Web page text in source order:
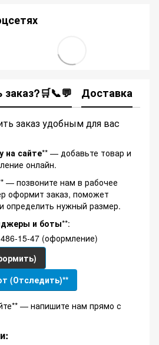
Доставка
заказ удобным для вас
на сайте** — добавьте товар и
онлайн.
— позвоните нам в рабочее
оформит заказ, поможет
определить нужный размер.
и боты**:
15-47 (оформление)
(Отследить)**
— напишите нам прямо с